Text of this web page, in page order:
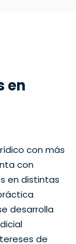
en
con más
con
en distintas
desarrolla
de